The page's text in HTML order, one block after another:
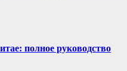
полное руководство